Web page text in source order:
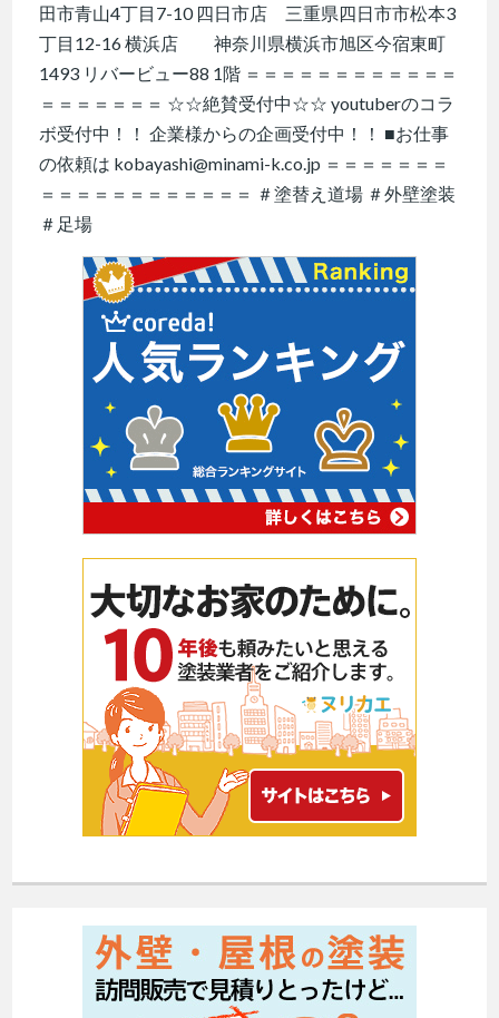
田市青山4丁目7-10 四日市店 三重県四日市市松本3
丁目12-16 横浜店 神奈川県横浜市旭区今宿東町
1493 リバービュー88 1階 ＝＝＝＝＝＝＝＝＝＝＝＝
＝＝＝＝＝＝＝ ☆☆絶賛受付中☆☆ youtuberのコラ
ボ受付中！！ 企業様からの企画受付中！！ ■お仕事
の依頼は kobayashi@minami-k.co.jp ＝＝＝＝＝＝＝
＝＝＝＝＝＝＝＝＝＝＝＝ ＃塗替え道場 ＃外壁塗装
＃足場